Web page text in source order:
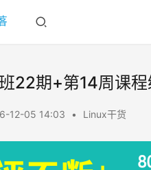
22期+第14周课
12-05 14:03 • Linux干货